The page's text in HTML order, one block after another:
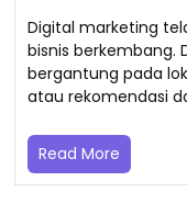
Digital marketing
bisnis berkembang.
bergantung pada
atau rekomendasi
Read More